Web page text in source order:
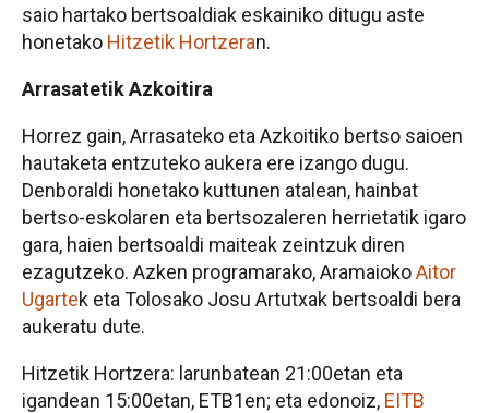
saio hartako bertsoaldiak eskainiko ditugu aste
honetako Hitzetik Hortzeran.
Arrasatetik Azkoitira
Horrez gain, Arrasateko eta Azkoitiko bertso saioen
hautaketa entzuteko aukera ere izango dugu.
Denboraldi honetako kuttunen atalean, hainbat
bertso-eskolaren eta bertsozaleren herrietatik igaro
gara, haien bertsoaldi maiteak zeintzuk diren
ezagutzeko. Azken programarako, AramaiokoAitor
Ugartek eta Tolosako Josu Artutxak bertsoaldi bera
aukeratu dute.
Hitzetik Hortzera: larunbatean 21:00etan eta
igandean 15:00etan, ETB1en; eta edonoiz, EITB